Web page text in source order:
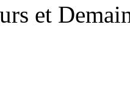
et